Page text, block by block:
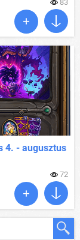
83
4. - augusztus
72